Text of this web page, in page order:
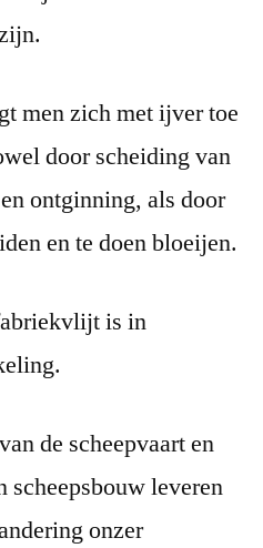
men zich met ijver toe
door scheiding van
ontginning, als door
en te doen bloeijen.
is in
de scheepvaart en
scheepsbouw leveren
onzer